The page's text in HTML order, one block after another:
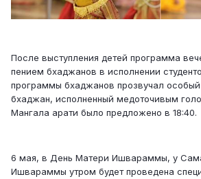
После выступления детей программа
пением бхаджанов в исполнении
программы бхаджанов прозвучал
бхаджан, исполненный медоточивым
Мангала арати было предложено в 18:40.
6 мая, в День Матери Ишвараммы, у
Ишвараммы утром будет проведена